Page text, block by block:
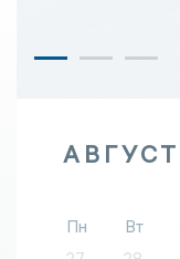
АВГУСТ
Пн Вт